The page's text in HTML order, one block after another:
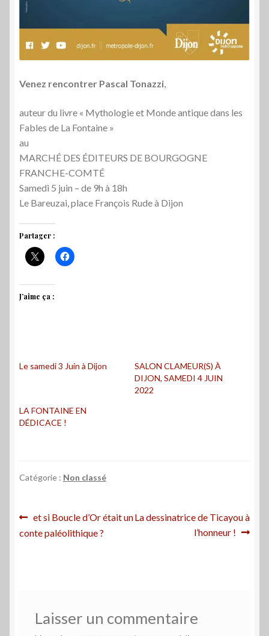
Venez rencontrer Pascal Tonazzi,
auteur du livre « Mythologie et Monde antique dans les
Fables de La Fontaine »
au
MARCHÉ DES ÉDITEURS DE BOURGOGNE
FRANCHE-COMTÉ
Samedi 5 juin – de 9h à 18h
Le Bareuzai, place François Rude à Dijon
Partager :
J’aime ça :
Le samedi 3 Juin à Dijon
SALON CLAMEUR(S) À
DIJON, SAMEDI 4 JUIN
2022
LA FONTAINE EN
DÉDICACE !
Catégorie : Non classé
Navigation
de
Article
précédent :
et si Boucle d’Or était un
conte paléolithique ?
Article
La dessinatrice de Ticayou à
l’honneur !
Laisser un commentaire